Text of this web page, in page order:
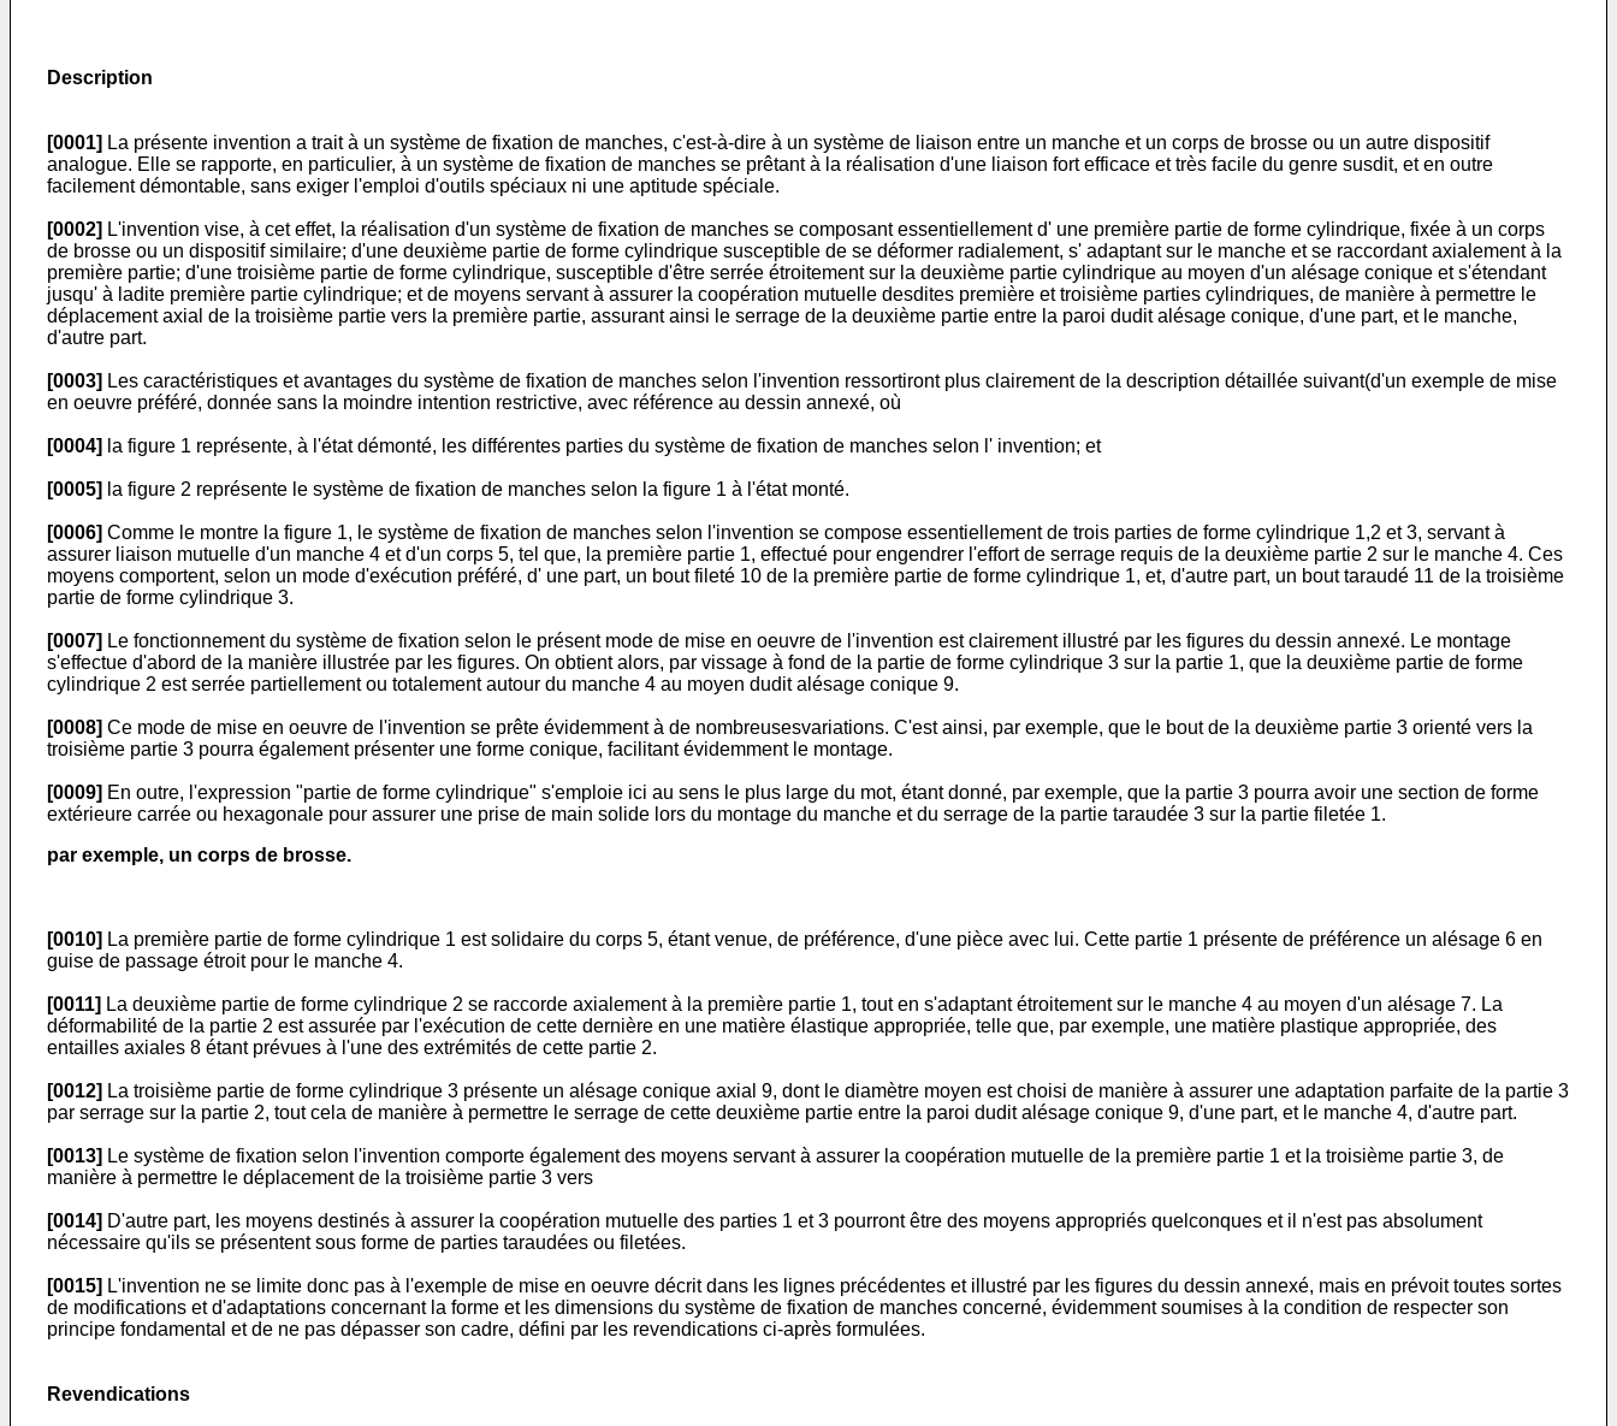
Description
[0001] La présente invention a trait à un système de fixation de manches, c'est-à-dire à un système de liaison entre un manche et un corps de brosse ou un autre dispositif
analogue. Elle se rapporte, en particulier, à un système de fixation de manches se prêtant à la réalisation d'une liaison fort efficace et très facile du genre susdit, et en outre
facilement démontable, sans exiger l'emploi d'outils spéciaux ni une aptitude spéciale.
[0002] L'invention vise, à cet effet, la réalisation d'un système de fixation de manches se composant essentiellement d' une première partie de forme cylindrique, fixée à un corps
de brosse ou un dispositif similaire; d'une deuxième partie de forme cylindrique susceptible de se déformer radialement, s' adaptant sur le manche et se raccordant axialement à la
première partie; d'une troisième partie de forme cylindrique, susceptible d'être serrée étroitement sur la deuxième partie cylindrique au moyen d'un alésage conique et s'étendant
jusqu' à ladite première partie cylindrique; et de moyens servant à assurer la coopération mutuelle desdites première et troisième parties cylindriques, de manière à permettre le
déplacement axial de la troisième partie vers la première partie, assurant ainsi le serrage de la deuxième partie entre la paroi dudit alésage conique, d'une part, et le manche,
d'autre part.
[0003] Les caractéristiques et avantages du système de fixation de manches selon l'invention ressortiront plus clairement de la description détaillée suivant(d'un exemple de mise
en oeuvre préféré, donnée sans la moindre intention restrictive, avec référence au dessin annexé, où
[0004] la figure 1 représente, à l'état démonté, les différentes parties du système de fixation de manches selon l' invention; et
[0005] la figure 2 représente le système de fixation de manches selon la figure 1 à l'état monté.
[0006] Comme le montre la figure 1, le système de fixation de manches selon l'invention se compose essentiellement de trois parties de forme cylindrique 1,2 et 3, servant à
assurer liaison mutuelle d'un manche 4 et d'un corps 5, tel que, la première partie 1, effectué pour engendrer l'effort de serrage requis de la deuxième partie 2 sur le manche 4. Ces
moyens comportent, selon un mode d'exécution préféré, d' une part, un bout fileté 10 de la première partie de forme cylindrique 1, et, d'autre part, un bout taraudé 11 de la troisième
partie de forme cylindrique 3.
[0007] Le fonctionnement du système de fixation selon le présent mode de mise en oeuvre de l'invention est clairement illustré par les figures du dessin annexé. Le montage
s'effectue d'abord de la manière illustrée par les figures. On obtient alors, par vissage à fond de la partie de forme cylindrique 3 sur la partie 1, que la deuxième partie de forme
cylindrique 2 est serrée partiellement ou totalement autour du manche 4 au moyen dudit alésage conique 9.
[0008] Ce mode de mise en oeuvre de l'invention se prête évidemment à de nombreusesvariations. C'est ainsi, par exemple, que le bout de la deuxième partie 3 orienté vers la
troisième partie 3 pourra également présenter une forme conique, facilitant évidemment le montage.
[0009] En outre, l'expression "partie de forme cylindrique" s'emploie ici au sens le plus large du mot, étant donné, par exemple, que la partie 3 pourra avoir une section de forme
extérieure carrée ou hexagonale pour assurer une prise de main solide lors du montage du manche et du serrage de la partie taraudée 3 sur la partie filetée 1.
par exemple, un corps de brosse.
[0010] La première partie de forme cylindrique 1 est solidaire du corps 5, étant venue, de préférence, d'une pièce avec lui. Cette partie 1 présente de préférence un alésage 6 en
guise de passage étroit pour le manche 4.
[0011] La deuxième partie de forme cylindrique 2 se raccorde axialement à la première partie 1, tout en s'adaptant étroitement sur le manche 4 au moyen d'un alésage 7. La
déformabilité de la partie 2 est assurée par l'exécution de cette dernière en une matière élastique appropriée, telle que, par exemple, une matière plastique appropriée, des
entailles axiales 8 étant prévues à l'une des extrémités de cette partie 2.
[0012] La troisième partie de forme cylindrique 3 présente un alésage conique axial 9, dont le diamètre moyen est choisi de manière à assurer une adaptation parfaite de la partie 3
par serrage sur la partie 2, tout cela de manière à permettre le serrage de cette deuxième partie entre la paroi dudit alésage conique 9, d'une part, et le manche 4, d'autre part.
[0013] Le système de fixation selon l'invention comporte également des moyens servant à assurer la coopération mutuelle de la première partie 1 et la troisième partie 3, de
manière à permettre le déplacement de la troisième partie 3 vers
[0014] D'autre part, les moyens destinés à assurer la coopération mutuelle des parties 1 et 3 pourront être des moyens appropriés quelconques et il n'est pas absolument
nécessaire qu'ils se présentent sous forme de parties taraudées ou filetées.
[0015] L'invention ne se limite donc pas à l'exemple de mise en oeuvre décrit dans les lignes précédentes et illustré par les figures du dessin annexé, mais en prévoit toutes sortes
de modifications et d'adaptations concernant la forme et les dimensions du système de fixation de manches concerné, évidemment soumises à la condition de respecter son
principe fondamental et de ne pas dépasser son cadre, défini par les revendications ci-après formulées.
Revendications